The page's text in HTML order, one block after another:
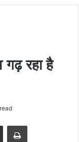
गढ़ रहा है
Share via Email Print